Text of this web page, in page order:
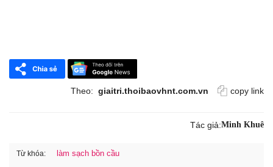
Theo: giaitri.thoibaovhnt.com.vn copy link
Tác giả:Minh Khuê
Từ khóa: làm sạch bồn cầu